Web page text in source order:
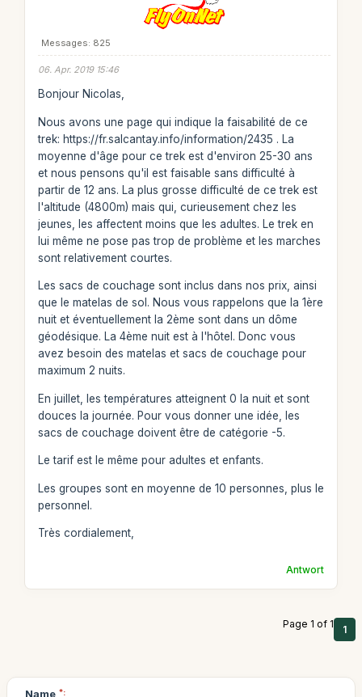
Messages: 825
06. Apr. 2019 15:46
Bonjour Nicolas,
Nous avons une page qui indique la faisabilité de ce
trek: https://fr.salcantay.info/information/2435 . La
moyenne d'âge pour ce trek est d'environ 25-30 ans
et nous pensons qu'il est faisable sans difficulté à
partir de 12 ans. La plus grosse difficulté de ce trek est
l'altitude (4800m) mais qui, curieusement chez les
jeunes, les affectent moins que les adultes. Le trek en
lui même ne pose pas trop de problème et les marches
sont relativement courtes.
Les sacs de couchage sont inclus dans nos prix, ainsi
que le matelas de sol. Nous vous rappelons que la 1ère
nuit et éventuellement la 2ème sont dans un dôme
géodésique. La 4ème nuit est à l'hôtel. Donc vous
avez besoin des matelas et sacs de couchage pour
maximum 2 nuits.
En juillet, les températures atteignent 0 la nuit et sont
douces la journée. Pour vous donner une idée, les
sacs de couchage doivent être de catégorie -5.
Le tarif est le même pour adultes et enfants.
Les groupes sont en moyenne de 10 personnes, plus le
personnel.
Très cordialement,
Antwort
Page 1 of 1 1
Name *: